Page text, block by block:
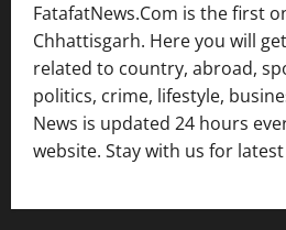
FatafatNews.Com is the first
Chhattisgarh. Here you will
related to country, abroad,
politics, crime, lifestyle,
News is updated 24 hours
website. Stay with us for